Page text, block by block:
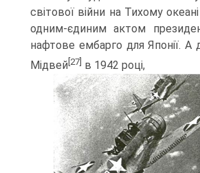
світової війни на Тихому
одним-єдиним актом
нафтове ем­барго для Японії. А
Мідвей [27] в 1942 році,